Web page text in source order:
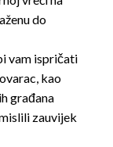
do
vam ispričati
kao
građana
zauvijek